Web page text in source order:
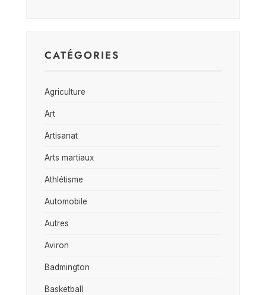
CATÉGORIES
Agriculture
Art
Artisanat
Arts martiaux
Athlétisme
Automobile
Autres
Aviron
Badmington
Basketball